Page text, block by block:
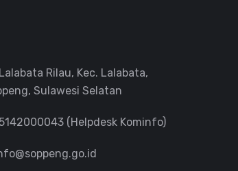
Rilau, Kec. Lalabata,
Sulawesi Selatan
(Helpdesk Kominfo)